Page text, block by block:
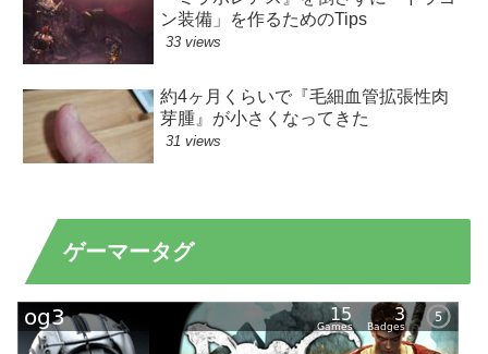
ン装備」を作るためのTips
33 views
約4ヶ月くらいで『毛細血管拡張性肉
芽腫』が小さくなってきた
31 views
ゲーマータグ